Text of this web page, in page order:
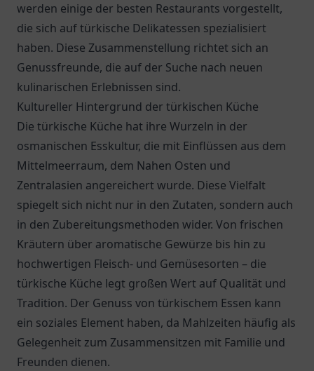
werden einige der besten Restaurants vorgestellt,
die sich auf türkische Delikatessen spezialisiert
haben. Diese Zusammenstellung richtet sich an
Genussfreunde, die auf der Suche nach neuen
kulinarischen Erlebnissen sind.
Kultureller Hintergrund der türkischen Küche
Die türkische Küche hat ihre Wurzeln in der
osmanischen Esskultur, die mit Einflüssen aus dem
Mittelmeerraum, dem Nahen Osten und
Zentralasien angereichert wurde. Diese Vielfalt
spiegelt sich nicht nur in den Zutaten, sondern auch
in den Zubereitungsmethoden wider. Von frischen
Kräutern über aromatische Gewürze bis hin zu
hochwertigen Fleisch- und Gemüsesorten – die
türkische Küche legt großen Wert auf Qualität und
Tradition. Der Genuss von türkischem Essen kann
ein soziales Element haben, da Mahlzeiten häufig als
Gelegenheit zum Zusammensitzen mit Familie und
Freunden dienen.